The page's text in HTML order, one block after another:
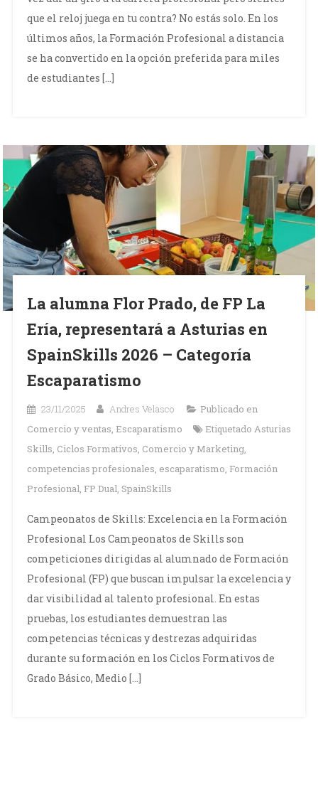
que el reloj juega en tu contra? No estás solo. En los
últimos años, la Formación Profesional a distancia
se ha convertido en la opción preferida para miles
de estudiantes […]
La alumna Flor Prado, de FP La
Ería, representará a Asturias en
SpainSkills 2026 – Categoría
Escaparatismo
23/11/2025 Andres Velasco
Publicado en
Comercio y ventas, Escaparatismo Etiquetado Asturias
Skills, Ciclos Formativos, Comercio y Marketing,
competencias profesionales, escaparatismo, Formación
Profesional, FP Dual, SpainSkills
Campeonatos de Skills: Excelencia en la Formación
Profesional Los Campeonatos de Skills son
competiciones dirigidas al alumnado de Formación
Profesional (FP) que buscan impulsar la excelencia y
dar visibilidad al talento profesional. En estas
pruebas, los estudiantes demuestran las
competencias técnicas y destrezas adquiridas
durante su formación en los Ciclos Formativos de
Grado Básico, Medio […]